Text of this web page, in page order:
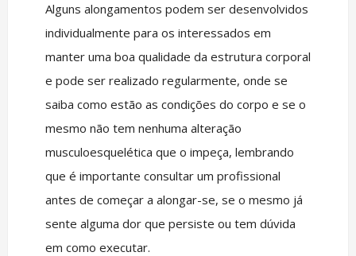
Alguns alongamentos podem ser desenvolvidos
individualmente para os interessados em
manter uma boa qualidade da estrutura corporal
e pode ser realizado regularmente, onde se
saiba como estão as condições do corpo e se o
mesmo não tem nenhuma alteração
musculoesquelética que o impeça, lembrando
que é importante consultar um profissional
antes de começar a alongar-se, se o mesmo já
sente alguma dor que persiste ou tem dúvida
em como executar.